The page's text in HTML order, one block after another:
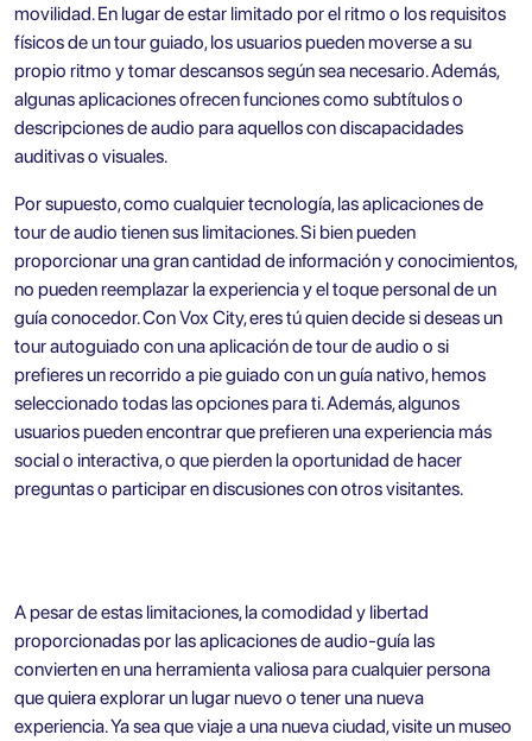
movilidad. En lugar de estar limitado por el ritmo o los requisitos
físicos de un tour guiado, los usuarios pueden moverse a su
propio ritmo y tomar descansos según sea necesario. Además,
algunas aplicaciones ofrecen funciones como subtítulos o
descripciones de audio para aquellos con discapacidades
auditivas o visuales.
Por supuesto, como cualquier tecnología, las aplicaciones de
tour de audio tienen sus limitaciones. Si bien pueden
proporcionar una gran cantidad de información y conocimientos,
no pueden reemplazar la experiencia y el toque personal de un
guía conocedor. Con Vox City, eres tú quien decide si deseas un
tour autoguiado con una aplicación de tour de audio o si
prefieres un recorrido a pie guiado con un guía nativo, hemos
seleccionado todas las opciones para ti. Además, algunos
usuarios pueden encontrar que prefieren una experiencia más
social o interactiva, o que pierden la oportunidad de hacer
preguntas o participar en discusiones con otros visitantes.
A pesar de estas limitaciones, la comodidad y libertad
proporcionadas por las aplicaciones de audio-guía las
convierten en una herramienta valiosa para cualquier persona
que quiera explorar un lugar nuevo o tener una nueva
experiencia. Ya sea que viaje a una nueva ciudad, visite un museo